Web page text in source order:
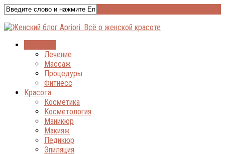
Лечение
Массаж
Процедуры
Фитнесс
Красота
Косметика
Косметология
Маникюр
Макияж
Педикюр
Эпиляция